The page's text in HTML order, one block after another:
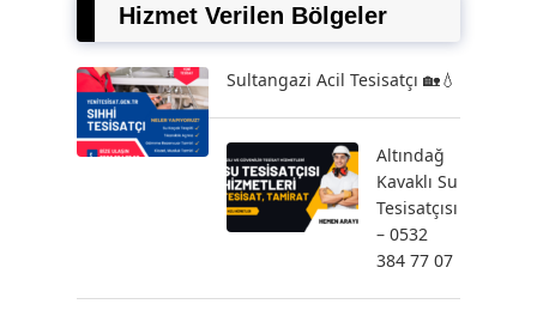
Hizmet Verilen Bölgeler
Sultangazi Acil Tesisatçı 🏡💧
Altındağ
Kavaklı Su
Tesisatçısı
– 0532
384 77 07